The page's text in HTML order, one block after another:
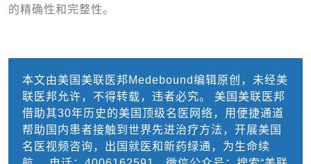
的精确性和完整性。
本文由美国美联医邦Medebound编辑原创，未经美
联医邦允许，不得转载，违者必究。 美国美联医邦
借助其30年历史的美国顶级名医网络，用便捷通道
帮助国内患者接触到世界先进治疗方法，开展美国
名医视频咨询，出国就医和新药绿通，为生命续